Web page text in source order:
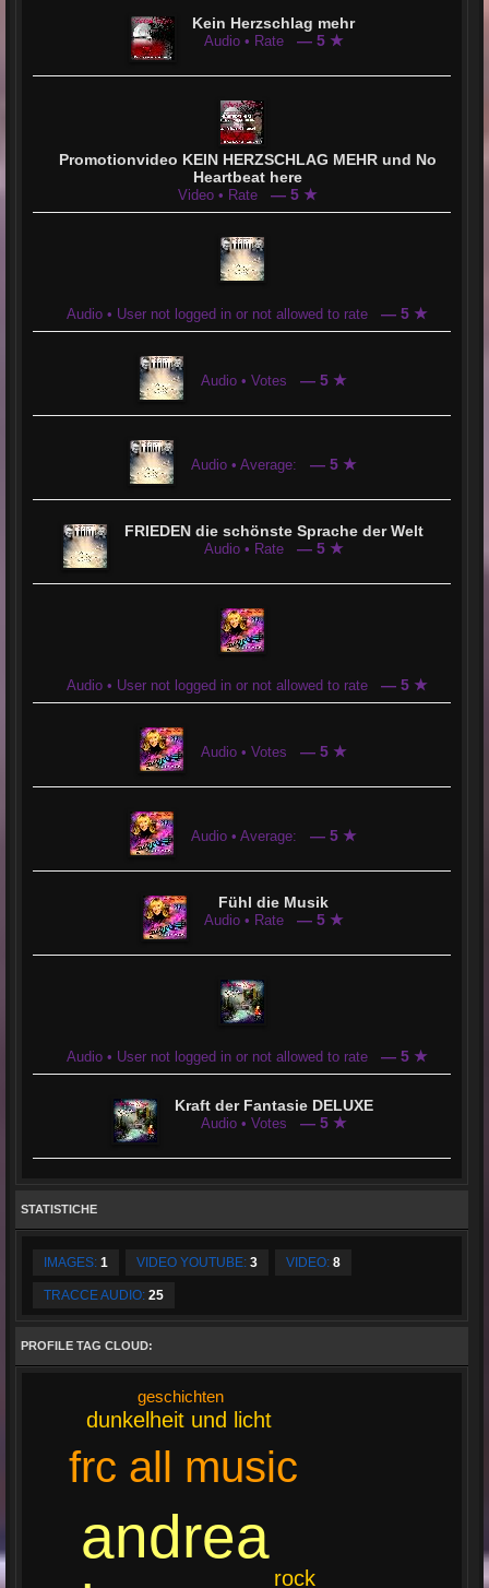
Kein Herzschlag mehr
Audio • Rate — 5 ★
Promotionvideo KEIN HERZSCHLAG MEHR und No
Heartbeat here
Video • Rate — 5 ★
Audio • User not logged in or not allowed to rate — 5 ★
Audio • Votes — 5 ★
Audio • Average: — 5 ★
FRIEDEN die schönste Sprache der Welt
Audio • Rate — 5 ★
Audio • User not logged in or not allowed to rate — 5 ★
Audio • Votes — 5 ★
Audio • Average: — 5 ★
Fühl die Musik
Audio • Rate — 5 ★
Audio • User not logged in or not allowed to rate — 5 ★
Kraft der Fantasie DELUXE
Audio • Votes — 5 ★
STATISTICHE
IMAGES: 1 VIDEO YOUTUBE: 3 VIDEO: 8
TRACCE AUDIO: 25
PROFILE TAG CLOUD:
andrea
frc all music
dunkelheit und licht
rock
geschichten